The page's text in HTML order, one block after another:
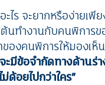
ไร จะยากหรือง่ายเพีย
นทำงานกับคนพิการข
ของคนพิการให้มองเ
ะมีข้อจำกัดทางด้านร่
อยไปกว่าใคร”